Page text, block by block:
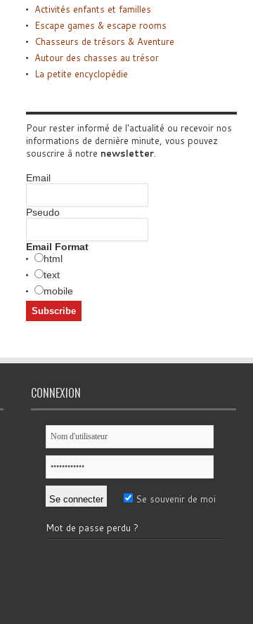
Activités enfants et familles
Escape games & escape rooms
Chasseurs de trésors & Aventure
Autour des chasses au trésor
La petite encyclopédie
Pour rester informé de l'actualité ou recevoir nos
informations de dernière minute, vous pouvez
souscrire à notre newsletter.
Email
Pseudo
Email Format
html
text
mobile
CONNEXION
Se souvenir de moi
Mot de passe perdu ?